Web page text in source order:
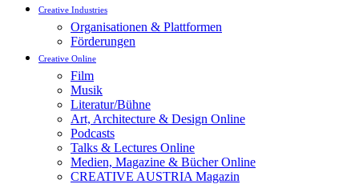
Creative Industries
Organisationen & Plattformen
Förderungen
Creative Online
Film
Musik
Literatur/Bühne
Art, Architecture & Design Online
Podcasts
Talks & Lectures Online
Medien, Magazine & Bücher Online
CREATIVE AUSTRIA Magazin